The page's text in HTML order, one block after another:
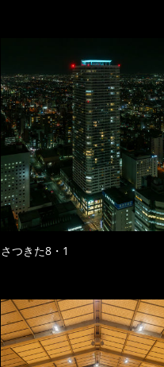
さつきた8・1